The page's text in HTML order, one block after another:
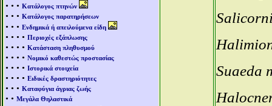
• • • Κατάλογος πτηνών
• • • Κατάλογος παρατηρήσεων
• • • Ενδημικά ή απειλούμενα είδη
• • • • Περιοχές εξάπλωσης
• • • • Κατάσταση πληθυσμού
• • • • Νομικό καθεστώς προστασίας
• • • • Ιστορικά στοιχεία
• • • • Ειδικές δραστηριότητες
• • • Καταφύγια άγριας ζωής
• • Μεγάλα Θηλαστικά
Suaeda